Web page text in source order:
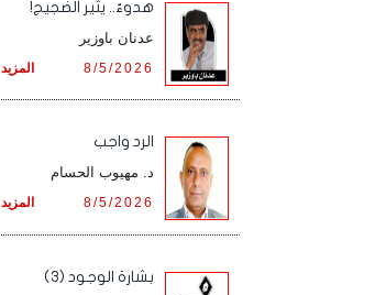
هدوءٌ.. يثير الضجيج!
عدنان باوزير
المزيد 8/5/2026
الرد واجب
د. مهيوب الحسام
المزيد 8/5/2026
بشارة الوجود (3)